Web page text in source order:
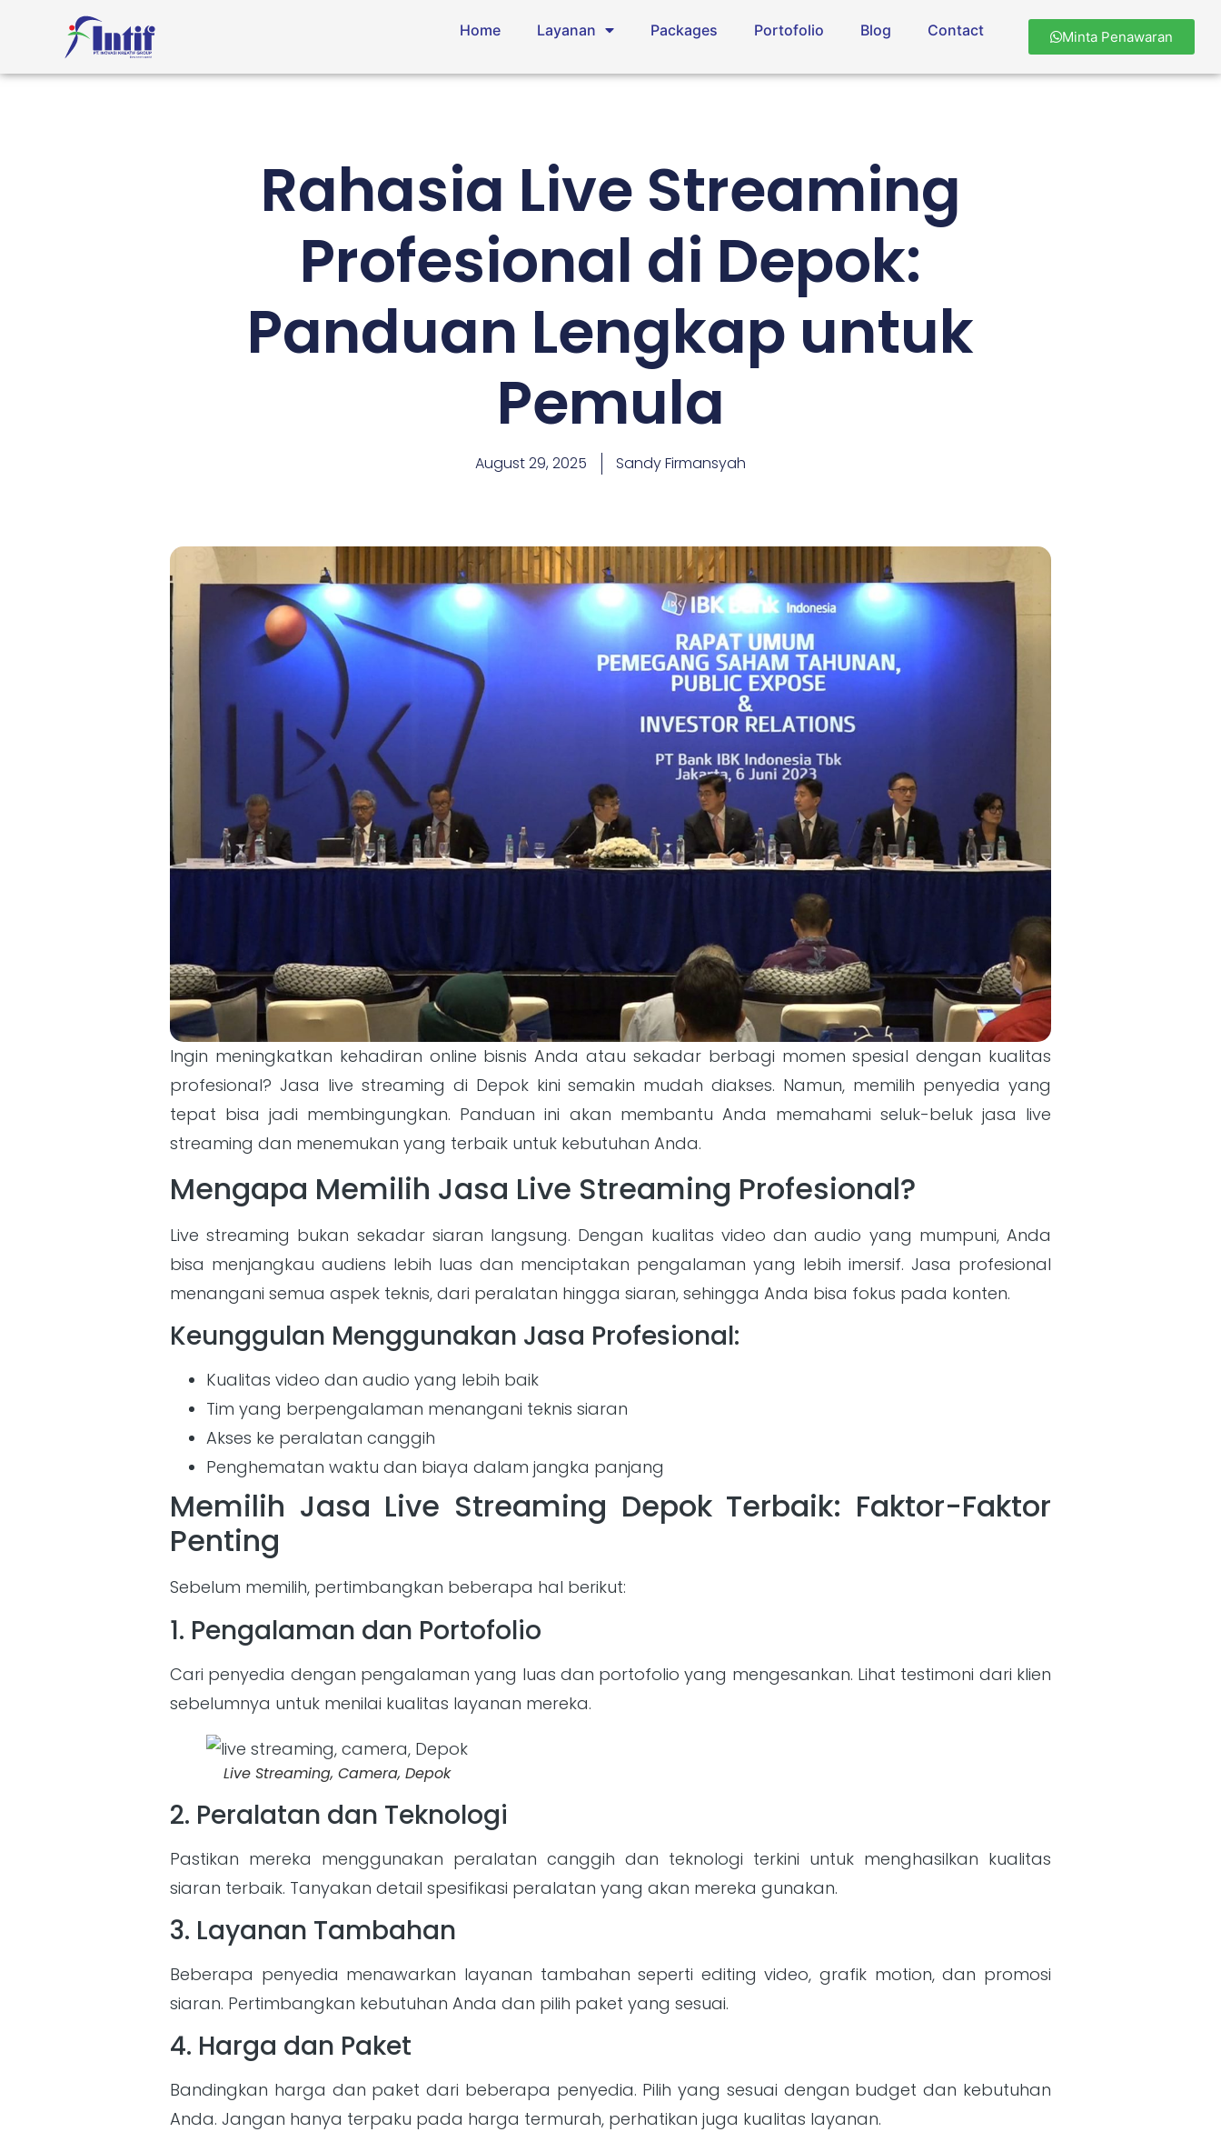
Home Layanan Packages Portofolio Blog Contact Minta Penawaran
Rahasia Live Streaming
Profesional di Depok:
Panduan Lengkap untuk
Pemula
August 29, 2025 Sandy Firmansyah
Ingin meningkatkan kehadiran online bisnis Anda atau sekadar berbagi momen spesial dengan kualitas
profesional? Jasa live streaming di Depok kini semakin mudah diakses. Namun, memilih penyedia yang
tepat bisa jadi membingungkan. Panduan ini akan membantu Anda memahami seluk-beluk jasa live
streaming dan menemukan yang terbaik untuk kebutuhan Anda.
Mengapa Memilih Jasa Live Streaming Profesional?
Live streaming bukan sekadar siaran langsung. Dengan kualitas video dan audio yang mumpuni, Anda
bisa menjangkau audiens lebih luas dan menciptakan pengalaman yang lebih imersif. Jasa profesional
menangani semua aspek teknis, dari peralatan hingga siaran, sehingga Anda bisa fokus pada konten.
Keunggulan Menggunakan Jasa Profesional:
Kualitas video dan audio yang lebih baik
Tim yang berpengalaman menangani teknis siaran
Akses ke peralatan canggih
Penghematan waktu dan biaya dalam jangka panjang
Memilih Jasa Live Streaming Depok Terbaik: Faktor-Faktor
Penting
Sebelum memilih, pertimbangkan beberapa hal berikut:
1. Pengalaman dan Portofolio
Cari penyedia dengan pengalaman yang luas dan portofolio yang mengesankan. Lihat testimoni dari klien
sebelumnya untuk menilai kualitas layanan mereka.
Live Streaming, Camera, Depok
2. Peralatan dan Teknologi
Pastikan mereka menggunakan peralatan canggih dan teknologi terkini untuk menghasilkan kualitas
siaran terbaik. Tanyakan detail spesifikasi peralatan yang akan mereka gunakan.
3. Layanan Tambahan
Beberapa penyedia menawarkan layanan tambahan seperti editing video, grafik motion, dan promosi
siaran. Pertimbangkan kebutuhan Anda dan pilih paket yang sesuai.
4. Harga dan Paket
Bandingkan harga dan paket dari beberapa penyedia. Pilih yang sesuai dengan budget dan kebutuhan
Anda. Jangan hanya terpaku pada harga termurah, perhatikan juga kualitas layanan.